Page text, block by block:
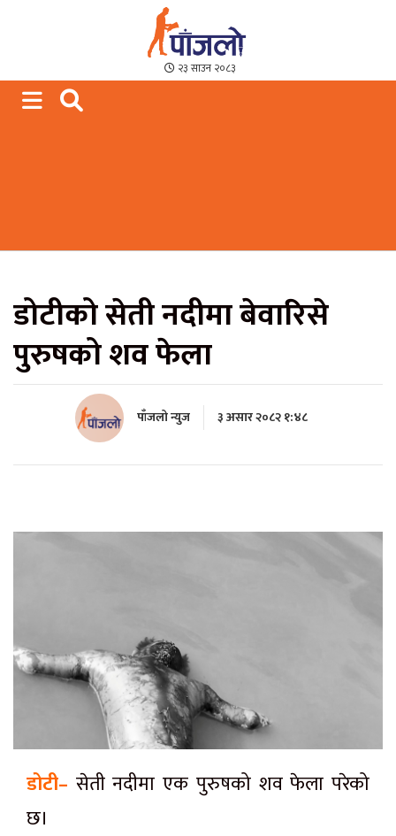
Paajalo News
We are from Far West Nepal
२३ साउन २०८३
डोटीको सेती नदीमा बेवारिसे
पुरुषको शव फेला
पाँजलो न्युज ३ असार २०८२ १:४८
डोटी– सेती नदीमा एक पुरुषको शव फेला परेको
छ।